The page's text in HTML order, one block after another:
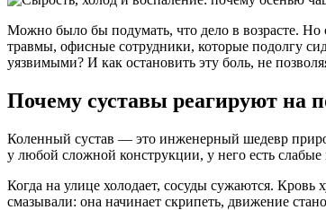
Можно было бы подумать, что дело в возрасте.
травмы, офисные сотрудники, которые подолгу
уязвимыми? И как остановить эту боль, не
Почему суставы реагируют на
Коленный сустав — это инженерный шедевр
у любой сложной конструкции, у него есть слабые
Когда на улице холодает, сосуды сужаются.
смазывали: она начинает скрипеть, движение